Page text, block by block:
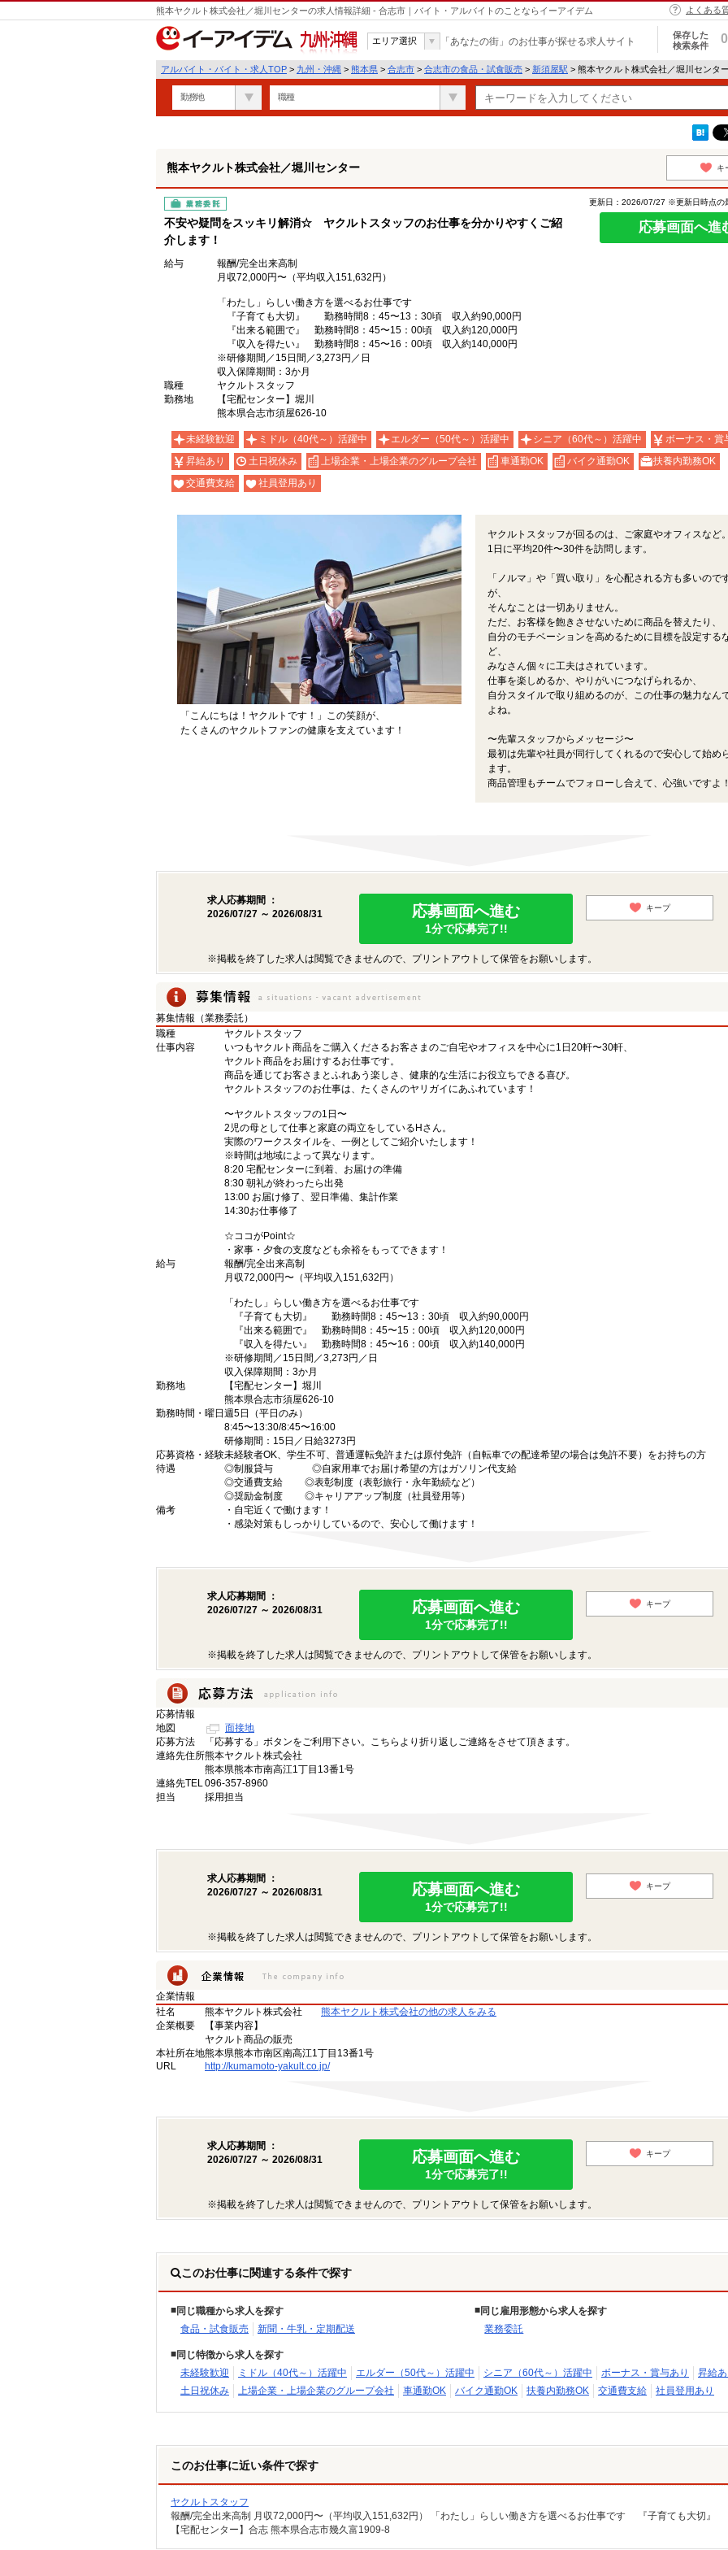
熊本ヤクルト株式会社／堀川センターの求人情報詳細 - 合志市｜バイト・アルバイトのことならイーアイデム よくある
九州・沖縄
エリア選択 「あなたの街」のお仕事が探せる求人サイト
保存した
検索条件
0
アルバイト・バイト・求人TOP > 九州・沖縄 > 熊本県 > 合志市 > 合志市の食品・試食販売 > 新須屋駅 > 熊本ヤクルト株式会社／堀川センタ
勤務地 職種
熊本ヤクルト株式会社／堀川センター キ
業務委託
不安や疑問をスッキリ解消☆ ヤクルトスタッフのお仕事を分かりやすくご紹
介します！
更新日：2026/07/27 ※更新日時点の
応募画面へ進
給与
報酬/完全出来高制
月収72,000円〜（平均収入151,632円）
「わたし」らしい働き方を選べるお仕事です
『子育ても大切』 勤務時間8：45〜13：30頃 収入約90,000円
『出来る範囲で』 勤務時間8：45〜15：00頃 収入約120,000円
『収入を得たい』 勤務時間8：45〜16：00頃 収入約140,000円
※研修期間／15日間／3,273円／日
収入保障期間：3か月
職種
ヤクルトスタッフ
勤務地
【宅配センター】堀川
熊本県合志市須屋626-10
未経験歓迎 ミドル（40代～）活躍中 エルダー（50代～）活躍中 シニア（60代～）活躍中
ボーナス・賞
昇給あり
土日祝休み 上場企業・上場企業のグループ会社 車通勤OK バイク通勤OK
扶養内勤務OK
交通費支給
社員登用あり
「こんにちは！ヤクルトです！」この笑顔が、
たくさんのヤクルトファンの健康を支えています！
ヤクルトスタッフが回るのは、ご家庭やオフィスなど
1日に平均20件〜30件を訪問します。
「ノルマ」や「買い取り」を心配される方も多いので
が、
そんなことは一切ありません。
ただ、お客様を飽きさせないために商品を替えたり、
自分のモチベーションを高めるために目標を設定する
ど、
みなさん個々に工夫はされています。
仕事を楽しめるか、やりがいにつなげられるか、
自分スタイルで取り組めるのが、この仕事の魅力なん
よね。
〜先輩スタッフからメッセージ〜
最初は先輩や社員が同行してくれるので安心して始め
ます。
商品管理もチームでフォローし合えて、心強いですよ
求人応募期間 ：
2026/07/27 ～ 2026/08/31
応募画面へ進む
1分で応募完了!!
キープ
※掲載を終了した求人は閲覧できませんので、プリントアウトして保管をお願いします。
募集情報（業務委託）
職種
ヤクルトスタッフ
仕事内容
いつもヤクルト商品をご購入くださるお客さまのご自宅やオフィスを中心に1日20軒〜30軒、
ヤクルト商品をお届けするお仕事です。
商品を通じてお客さまとふれあう楽しさ、健康的な生活にお役立ちできる喜び。
ヤクルトスタッフのお仕事は、たくさんのヤリガイにあふれています！
〜ヤクルトスタッフの1日〜
2児の母として仕事と家庭の両立をしているHさん。
実際のワークスタイルを、一例としてご紹介いたします！
※時間は地域によって異なります。
8:20 宅配センターに到着、お届けの準備
8:30 朝礼が終わったら出発
13:00 お届け修了、翌日準備、集計作業
14:30お仕事修了
☆ココがPoint☆
・家事・夕食の支度なども余裕をもってできます！
給与
報酬/完全出来高制
月収72,000円〜（平均収入151,632円）
「わたし」らしい働き方を選べるお仕事です
『子育ても大切』 勤務時間8：45〜13：30頃 収入約90,000円
『出来る範囲で』 勤務時間8：45〜15：00頃 収入約120,000円
『収入を得たい』 勤務時間8：45〜16：00頃 収入約140,000円
※研修期間／15日間／3,273円／日
収入保障期間：3か月
勤務地
【宅配センター】堀川
熊本県合志市須屋626-10
勤務時間・曜日 週5日（平日のみ）
8:45〜13:30/8:45〜16:00
研修期間：15日／日給3273円
応募資格・経験未経験者OK、学生不可、普通運転免許または原付免許（自転車での配達希望の場合は免許不要）をお持ちの方
待遇
◎制服貸与 ◎自家用車でお届け希望の方はガソリン代支給
◎交通費支給 ◎表彰制度（表彰旅行・永年勤続など）
◎奨励金制度 ◎キャリアアップ制度（社員登用等）
備考
・自宅近くで働けます！
・感染対策もしっかりしているので、安心して働けます！
求人応募期間 ：
2026/07/27 ～ 2026/08/31
応募画面へ進む
1分で応募完了!!
キープ
※掲載を終了した求人は閲覧できませんので、プリントアウトして保管をお願いします。
応募情報
地図
面接地
応募方法
「応募する」ボタンをご利用下さい。こちらより折り返しご連絡をさせて頂きます。
連絡先住所熊本ヤクルト株式会社
熊本県熊本市南高江1丁目13番1号
連絡先TEL096-357-8960
担当
採用担当
求人応募期間 ：
2026/07/27 ～ 2026/08/31
応募画面へ進む
1分で応募完了!!
キープ
※掲載を終了した求人は閲覧できませんので、プリントアウトして保管をお願いします。
企業情報
社名
熊本ヤクルト株式会社
熊本ヤクルト株式会社の他の求人をみる
企業概要
【事業内容】
ヤクルト商品の販売
本社所在地熊本県熊本市南区南高江1丁目13番1号
URL
http://kumamoto-yakult.co.jp/
求人応募期間 ：
2026/07/27 ～ 2026/08/31
応募画面へ進む
1分で応募完了!!
キープ
※掲載を終了した求人は閲覧できませんので、プリントアウトして保管をお願いします。
このお仕事に関連する条件で探す
同じ職種から求人を探す
食品・試食販売
新聞・牛乳・定期配送
同じ雇用形態から求人を探す
業務委託
同じ特徴から求人を探す
未経験歓迎
ミドル（40代～）活躍中 エルダー（50代～）活躍中 シニア（60代～）活躍中 ボーナス・賞与あり
昇給
土日祝休み
上場企業・上場企業のグループ会社 車通勤OK バイク通勤OK 扶養内勤務OK 交通費支給 社員登用あり
このお仕事に近い条件で探す
ヤクルトスタッフ
【宅配センター】合志 熊本県合志市幾久富1909-8